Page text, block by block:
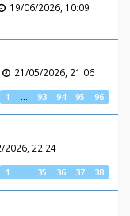
19/06/2026, 10:09
21/05/2026, 21:06
1 … 93 94 95 96
2026, 22:24
1 … 35 36 37 38